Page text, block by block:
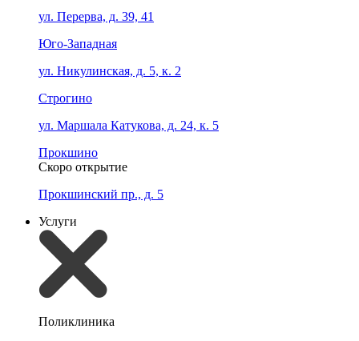
ул. Перерва, д. 39, 41
Юго-Западная
ул. Никулинская, д. 5, к. 2
Строгино
ул. Маршала Катукова, д. 24, к. 5
Прокшино
Скоро открытие
Прокшинский пр., д. 5
Услуги
Поликлиника